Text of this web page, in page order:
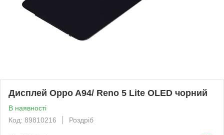
Дисплей Oppo A94/ Reno 5 Lite OLED чорний
В наявності
Код: 89810216
Роздріб